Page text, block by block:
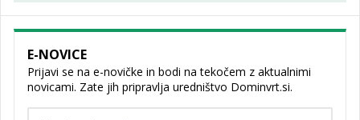
E-NOVICE
Prijavi se na e-novičke in bodi na tekočem z aktualnimi
novicami. Zate jih pripravlja uredništvo Dominvrt.si.